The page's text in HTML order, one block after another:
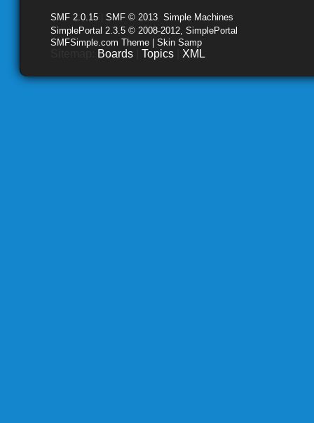
SMF 2.0.15 SMF © 2013 Simple Machines
SimplePortal 2.3.5 © 2008-2012, SimplePortal
SMFSimple.com Theme | Skin Samp
Boards Topics XML